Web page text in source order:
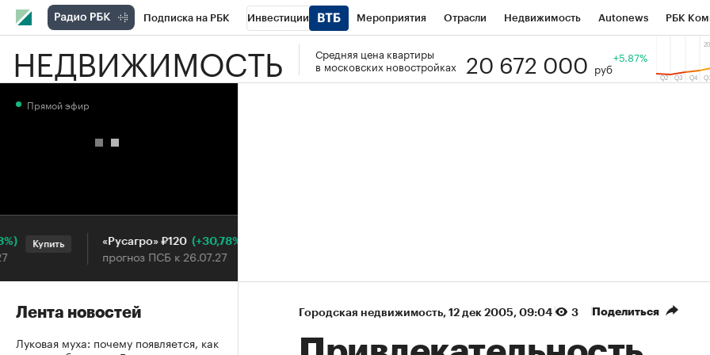
Подписка на РБК Инвестиции Мероприятия Отрасли Недвижимость Autonews РБК
РБК Вино Спорт Школа управления РБК РБК Образование Тренды
НЕДВИЖИМОСТЬ
Средняя цена квартиры
в московских новостройках
20 672 000 руб
+5.87%
Городская недвижимость⁠, 12 дек 2005, 09:04 3 Поделиться
Прямой эфир
Купить «Русагро» ₽120 (+30,78%)
прогноз ПСБ к 26.07.27
Лента новостей
Луковая муха: почему появляется, как